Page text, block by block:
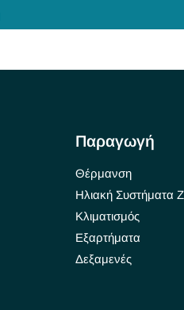
Παραγωγή
Θέρμανση
Ηλιακή Συστήματα
Κλιματισμός
Εξαρτήματα
Δεξαμενές